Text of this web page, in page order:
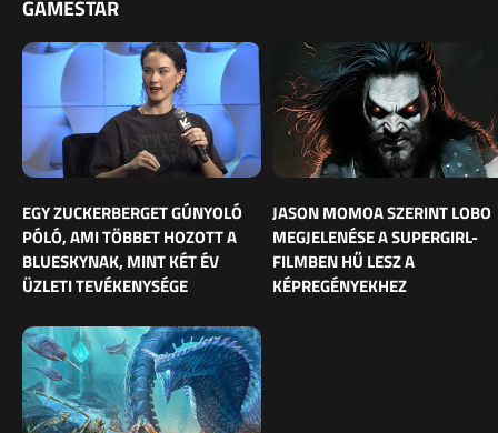
GAMESTAR
EGY ZUCKERBERGET GÚNYOLÓ
PÓLÓ, AMI TÖBBET HOZOTT A
BLUESKYNAK, MINT KÉT ÉV
ÜZLETI TEVÉKENYSÉGE
JASON MOMOA SZERINT LOBO
MEGJELENÉSE A SUPERGIRL-
FILMBEN HŰ LESZ A
KÉPREGÉNYEKHEZ